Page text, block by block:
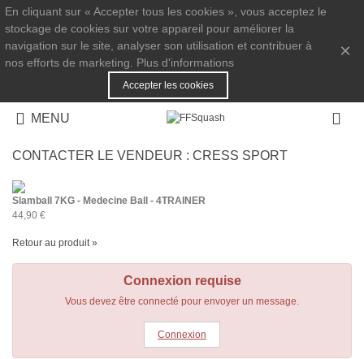
En cliquant sur « Accepter tous les cookies », vous acceptez le
stockage de cookies sur votre appareil pour améliorer la
navigation sur le site, analyser son utilisation et contribuer à
nos efforts de marketing. Plus d'informations
Accepter les cookies
×
MENU
CONTACTER LE VENDEUR : CRESS SPORT
Slamball 7KG - Medecine Ball - 4TRAINER
44,90 €
Retour au produit »
Connexion requise
Vous devez être connecté pour envoyer un message.
Connexion